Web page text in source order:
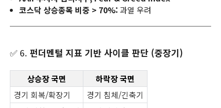
코스닥 상승종목 비중 > 70%: 과열 우려
✅ 6. 펀더멘털 지표 기반 사이클 판단 (중장기)
상승장 국면
하락장 국면
경기 회복/확장기
경기 침체/긴축기